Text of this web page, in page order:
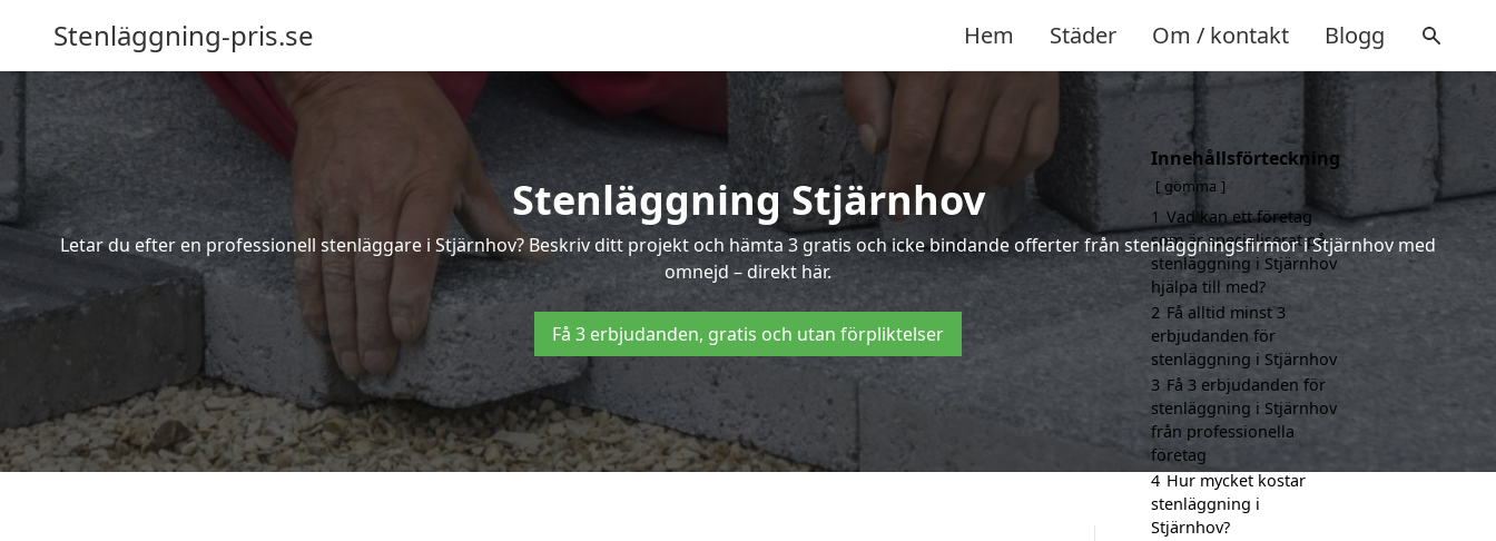
Stenläggning-pris.se Hem Städer Om / kontakt Blogg
Stenläggning Stjärnhov
Letar du efter en professionell stenläggare i Stjärnhov? Beskriv ditt projekt och hämta 3 gratis och icke bindande offerter från stenläggningsfirmor i Stjärnhov med
omnejd – direkt här.
Få 3 erbjudanden, gratis och utan förpliktelser
Innehållsförteckning
gömma
1 Vad kan ett företag
som är specialiserat på
stenläggning i Stjärnhov
hjälpa till med?
2 Få alltid minst 3
erbjudanden för
stenläggning i Stjärnhov
3 Få 3 erbjudanden för
stenläggning i Stjärnhov
från professionella
företag
4 Hur mycket kostar
stenläggning i
Stjärnhov?